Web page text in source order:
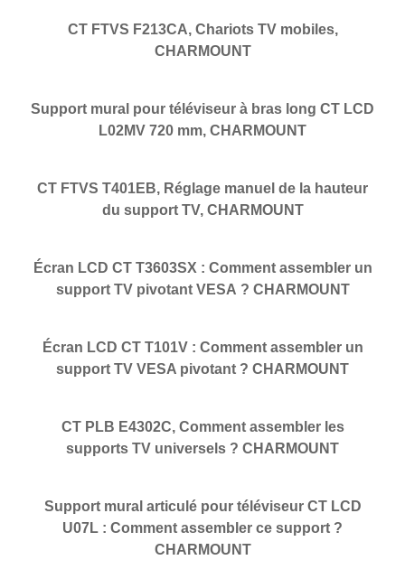
CT FTVS F213CA, Chariots TV mobiles,
CHARMOUNT
Support mural pour téléviseur à bras long CT LCD
L02MV 720 mm, CHARMOUNT
CT FTVS T401EB, Réglage manuel de la hauteur
du support TV, CHARMOUNT
Écran LCD CT T3603SX : Comment assembler un
support TV pivotant VESA ? CHARMOUNT
Écran LCD CT T101V : Comment assembler un
support TV VESA pivotant ? CHARMOUNT
CT PLB E4302C, Comment assembler les
supports TV universels ? CHARMOUNT
Support mural articulé pour téléviseur CT LCD
U07L : Comment assembler ce support ?
CHARMOUNT